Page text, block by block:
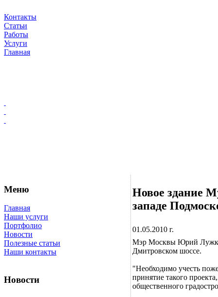
Контакты
Статьи
Работы
Услуги
Главная
Меню
Главная
Наши услуги
Портфолио
Новости
Полезные статьи
Наши контакты
Новости
Новое здание
западе
01.05.2010 г.
Мэр Москвы Юрий
Дмитровском шоссе.
"Необходимо учесть
принятие такого
общественного